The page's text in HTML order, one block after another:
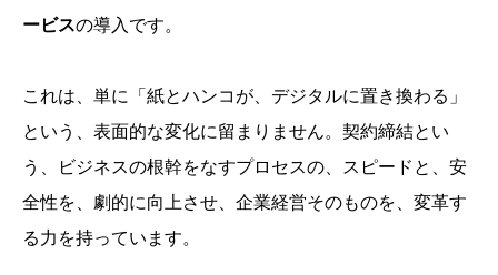
ービスの導入です。
これは、単に「紙とハンコが、デジタルに置き換わる」
という、表面的な変化に留まりません。契約締結とい
う、ビジネスの根幹をなすプロセスの、スピードと、安
全性を、劇的に向上させ、企業経営そのものを、変革す
る力を持っています。